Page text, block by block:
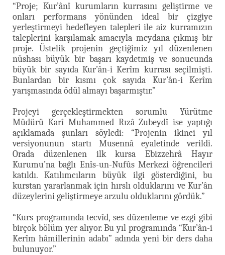
“Proje; Kur’ânî kurumların kurrasını geliştirme ve
onları performans yönünden ideal bir çizgiye
yerleştirmeyi hedefleyen talepleri ile aiz kurramızın
taleplerini karşılamak amacıyla meydana çıkmış bir
proje. Üstelik projenin geçtiğimiz yıl düzenlenen
nüshası büyük bir başarı kaydetmiş ve sonucunda
büyük bir sayıda Kur’ân-i Kerîm kurrası seçilmişti.
Bunlardan bir kısmı çok sayıda Kur’ân-i Kerîm
yarışmasında ödül almayı başarmıştır.”
Projeyi gerçekleştirmekten sorumlu Yürütme
Müdürü Karî Muhammed Rızâ Zubeydî ise yaptığı
açıklamada şunları söyledi: “Projenin ikinci yıl
versiyonunun startı Musennâ eyaletinde verildi.
Orada düzenlenen ilk kursa Ebizzehrâ Hayır
Kurumu’na bağlı Enîs-un-Nufûs Merkezi öğrencileri
katıldı. Katılımcıların büyük ilgi gösterdiğini, bu
kurstan yararlanmak için hırslı olduklarını ve Kur’ân
düzeylerini geliştirmeye arzulu olduklarını gördük.”
“Kurs programında tecvîd, ses düzenleme ve ezgi gibi
birçok bölüm yer alıyor. Bu yıl programında “Kur’ân-i
Kerîm hâmillerinin adabı” adında yeni bir ders daha
bulunuyor.”